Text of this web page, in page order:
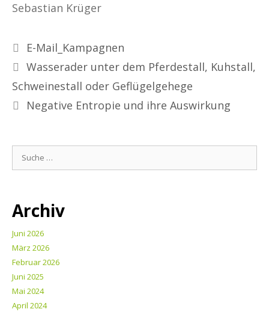
Sebastian Krüger
E-Mail_Kampagnen
Wasserader unter dem Pferdestall, Kuhstall,
Schweinestall oder Geflügelgehege
Negative Entropie und ihre Auswirkung
Archiv
Juni 2026
März 2026
Februar 2026
Juni 2025
Mai 2024
April 2024